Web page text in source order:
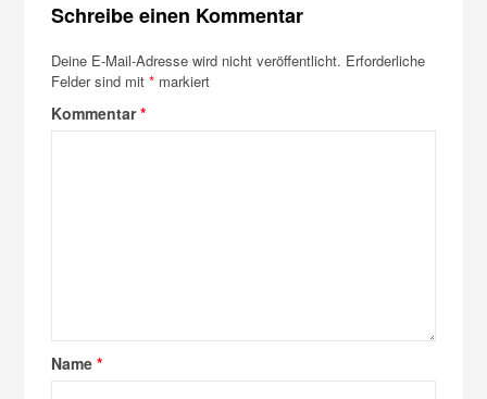
Schreibe einen Kommentar
Deine E-Mail-Adresse wird nicht veröffentlicht. Erforderliche
Felder sind mit* markiert
Kommentar*
Name*